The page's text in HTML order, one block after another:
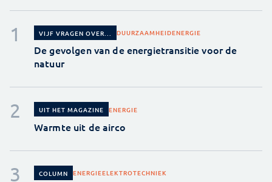
VIJF VRAGEN OVER... DUURZAAMHEIDENERGIE
De gevolgen van de energietransitie voor de
natuur
UIT HET MAGAZINE ENERGIE
Warmte uit de airco
COLUMN ENERGIEELEKTROTECHNIEK